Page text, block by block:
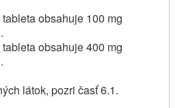
obsahuje 100 mg
obsahuje 400 mg
látok, pozri časť 6.1.